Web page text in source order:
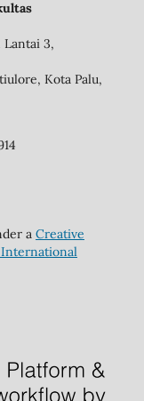
Lantai 3,
Kota Palu,
a Creative